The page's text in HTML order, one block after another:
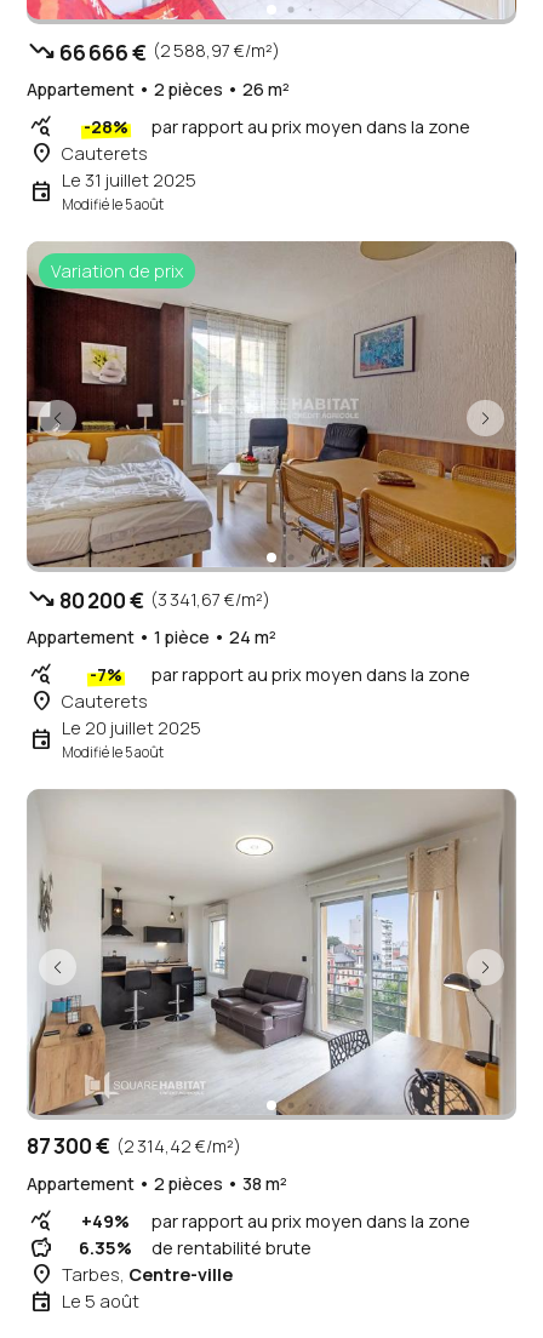
trending_down 66 666 € (2 588,97 €/m²)
Appartement • 2 pièces • 26 m²
query_stats -28% par rapport au prix moyen dans la zone
place Cauterets
event Le 31 juillet 2025
Modifié le 5 août
Variation de prix
trending_down 80 200 € (3 341,67 €/m²)
Appartement • 1 pièce • 24 m²
query_stats -7% par rapport au prix moyen dans la zone
place Cauterets
event Le 20 juillet 2025
Modifié le 5 août
87 300 € (2 314,42 €/m²)
Appartement • 2 pièces • 38 m²
query_stats +49% par rapport au prix moyen dans la zone
savings 6.35% de rentabilité brute
place Tarbes, Centre-ville
event Le 5 août